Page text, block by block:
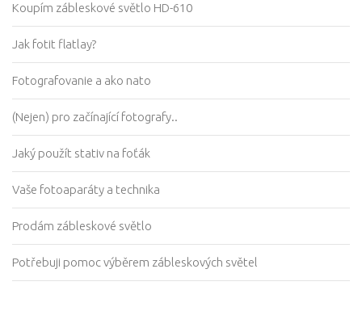
Koupím zábleskové světlo HD-610
Jak fotit flatlay?
Fotografovanie a ako nato
(Nejen) pro začínající fotografy..
Jaký použít stativ na foťák
Vaše fotoaparáty a technika
Prodám zábleskové světlo
Potřebuji pomoc výběrem zábleskových světel